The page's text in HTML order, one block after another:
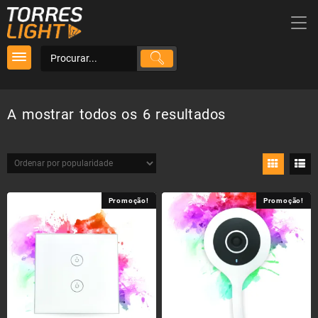
Skip
content
A mostrar todos os 6 resultadosOrdenado
popularidade
Promoção! Promoção!